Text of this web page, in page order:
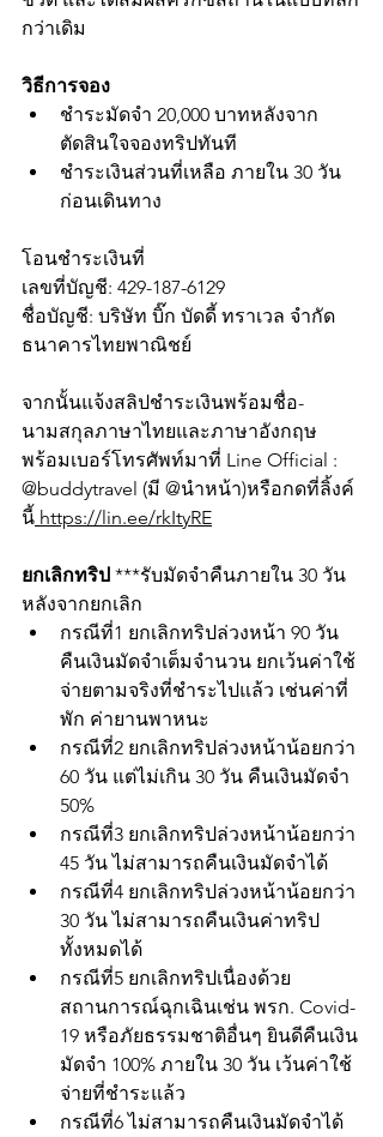
กว่าเดิม
วิธีการจอง
ชำระมัดจำ 20,000 บาทหลังจาก
ตัดสินใจจองทริปทันที
ชำระเงินส่วนที่เหลือ ภายใน 30 วัน
ก่อนเดินทาง
โอนชำระเงินที่
เลขที่บัญชี: 429-187-6129
ชื่อบัญชี: บริษัท บิ๊ก บัดดี้ ทราเวล จำกัด
ธนาคารไทยพาณิชย์
จากนั้นแจ้งสลิปชำระเงินพร้อมชื่อ-
นามสกุลภาษาไทยและภาษาอังกฤษ
พร้อมเบอร์โทรศัพท์มาที่ Line Official :
@buddytravel (มี @นำหน้า)หรือกดที่ลิ้งค์
นี้ https://lin.ee/rkItyRE
ยกเลิกทริป ***รับมัดจำคืนภายใน 30 วัน
หลังจากยกเลิก
กรณีที่1 ยกเลิกทริปล่วงหน้า 90 วัน
คืนเงินมัดจำเต็มจำนวน ยกเว้นค่าใช้
จ่ายตามจริงที่ชำระไปแล้ว เช่นค่าที่
พัก ค่ายานพาหนะ
กรณีที่2 ยกเลิกทริปล่วงหน้าน้อยกว่า
60 วัน แต่ไม่เกิน 30 วัน คืนเงินมัดจำ
50%
กรณีที่3 ยกเลิกทริปล่วงหน้าน้อยกว่า
45 วัน ไม่สามารถคืนเงินมัดจำได้
กรณีที่4 ยกเลิกทริปล่วงหน้าน้อยกว่า
30 วัน ไม่สามารถคืนเงินค่าทริป
ทั้งหมดได้
กรณีที่5 ยกเลิกทริปเนื่องด้วย
สถานการณ์ฉุกเฉินเช่น พรก. Covid-
19 หรือภัยธรรมชาติอื่นๆ ยินดีคืนเงิน
มัดจำ 100% ภายใน 30 วัน เว้นค่าใช้
จ่ายที่ชำระแล้ว
กรณีที่6 ไม่สามารถคืนเงินมัดจำได้